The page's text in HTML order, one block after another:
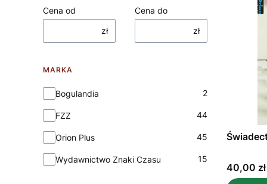
Cena od
zł
Cena do
zł
MARKA
Marka
Bogulandia 2
FZZ 44
Orion Plus 45
Wydawnictwo Znaki Czasu 15
Cena
40,00 zł